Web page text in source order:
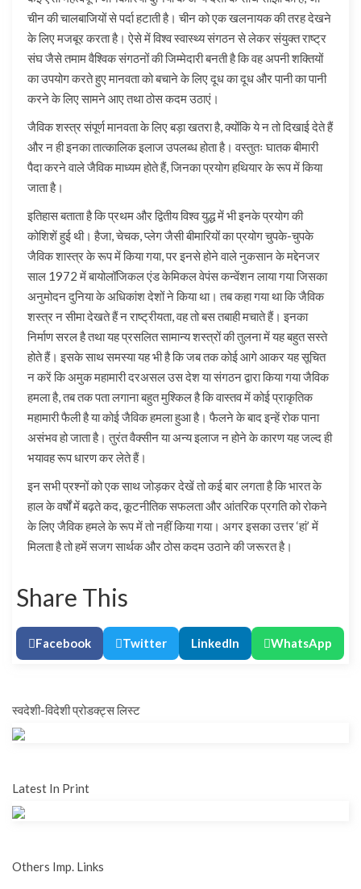
चीन की चालबाजियों से पर्दा हटाती है। चीन को एक खलनायक की तरह देखने
के लिए मजबूर करता है। ऐसे में विश्व स्वास्थ्य संगठन से लेकर संयुक्त राष्ट्र
संघ जैसे तमाम वैश्विक संगठनों की जिम्मेदारी बनती है कि वह अपनी शक्तियों
का उपयोग करते हुए मानवता को बचाने के लिए दूध का दूध और पानी का पानी
करने के लिए सामने आए तथा ठोस कदम उठाएं।
जैविक शस्त्र संपूर्ण मानवता के लिए बड़ा खतरा है, क्योंकि ये न तो दिखाई देते हैं
और न ही इनका तात्कालिक इलाज उपलब्ध होता है। वस्तुतः घातक बीमारी
पैदा करने वाले जैविक माध्यम होते हैं, जिनका प्रयोग हथियार के रूप में किया
जाता है।
इतिहास बताता है कि प्रथम और द्वितीय विश्व युद्ध में भी इनके प्रयोग की
कोशिशें हुई थी। हैजा, चेचक, प्लेग जैसी बीमारियों का प्रयोग चुपके-चुपके
जैविक शास्त्र के रूप में किया गया, पर इनसे होने वाले नुकसान के मद्देनजर
साल 1972 में बायोलॉजिकल एंड केमिकल वेपंस कन्वेंशन लाया गया जिसका
अनुमोदन दुनिया के अधिकांश देशों ने किया था। तब कहा गया था कि जैविक
शस्त्र न सीमा देखते हैं न राष्ट्रीयता, वह तो बस तबाही मचाते हैं। इनका
निर्माण सरल है तथा यह प्रसलित सामान्य शस्त्रों की तुलना में यह बहुत सस्ते
होते हैं। इसके साथ समस्या यह भी है कि जब तक कोई आगे आकर यह सूचित
न करें कि अमुक महामारी दरअसल उस देश या संगठन द्वारा किया गया जैविक
हमला है, तब तक पता लगाना बहुत मुश्किल है कि वास्तव में कोई प्राकृतिक
महामारी फैली है या कोई जैविक हमला हुआ है। फैलने के बाद इन्हें रोक पाना
असंभव हो जाता है। तुरंत वैक्सीन या अन्य इलाज न होने के कारण यह जल्द ही
भयावह रूप धारण कर लेते हैं।
इन सभी प्रश्नों को एक साथ जोड़कर देखें तो कई बार लगता है कि भारत के
हाल के वर्षों में बढ़ते कद, कूटनीतिक सफलता और आंतरिक प्रगति को रोकने
के लिए जैविक हमले के रूप में तो नहीं किया गया। अगर इसका उत्तर ‘हां’ में
मिलता है तो हमें सजग सार्थक और ठोस कदम उठाने की जरूरत है।
Share This
Facebook Twitter LinkedIn WhatsApp
स्वदेशी-विदेशी प्रोडक्ट्स लिस्ट
Latest In Print
Others Imp. Links